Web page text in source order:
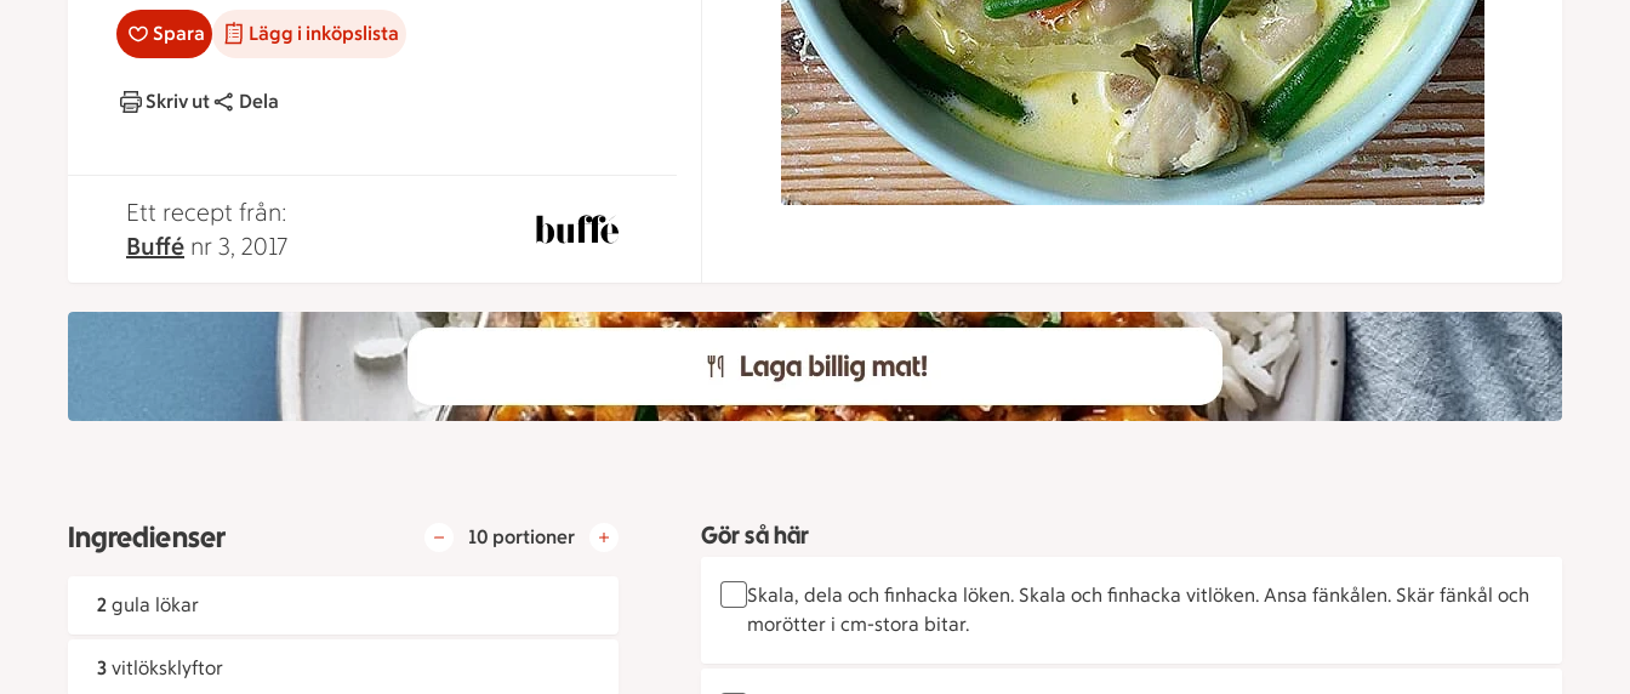
Spara Lägg i inköpslista
Skriv ut Dela
Ett recept från:
Buffé nr 3, 2017
Ingredienser 10 portioner
2 gula lökar
3 vitlöksklyftor
Gör så här
Skala, dela och finhacka löken. Skala och finhacka vitlöken. Ansa fänkålen. Skär fänkål och
morötter i cm-stora bitar.